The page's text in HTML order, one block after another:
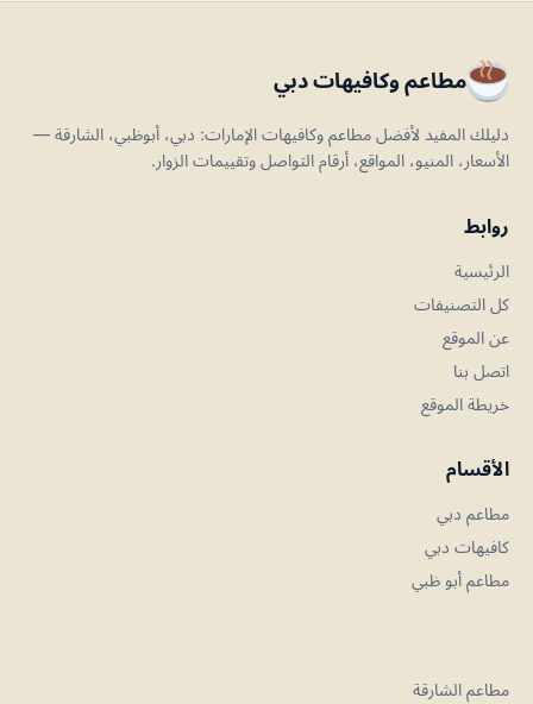
مطاعم وكافيهات دبي
دليلك المفيد لأفضل مطاعم وكافيهات الإمارات: دبي، أبوظبي، الشارقة —
الأسعار، المنيو، المواقع، أرقام التواصل وتقييمات الزوار.
روابط
الرئيسية
كل التصنيفات
عن الموقع
اتصل بنا
خريطة الموقع
الأقسام
مطاعم دبي
كافيهات دبي
مطاعم أبو ظبي
مطاعم الشارقة